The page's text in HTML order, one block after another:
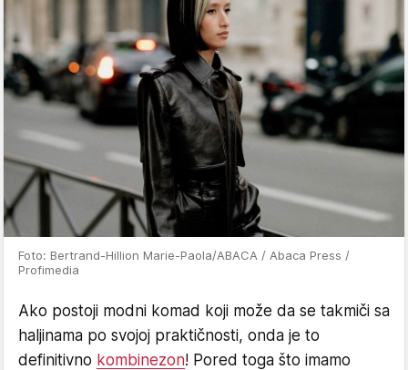
Foto: Bertrand-Hillion Marie-Paola/ABACA / Abaca Press /
Profimedia
Ako postoji modni komad koji može da se takmiči sa
haljinama po svojoj praktičnosti, onda je to
definitivno kombinezon! Pored toga što imamo